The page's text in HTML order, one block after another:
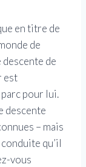
en titre de
de
de
est
pour lui.
descente
– mais
qu’il
vous